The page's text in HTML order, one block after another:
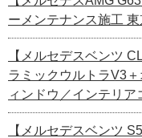
ーメンテナンス施工
【メルセデスベンツ
ラミックウルトラV3
ィンドウ／インテリ
【メルセデスベンツ